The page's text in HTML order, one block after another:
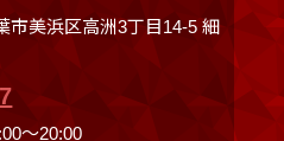
美浜区高洲3丁目14-5 細
〜20:00